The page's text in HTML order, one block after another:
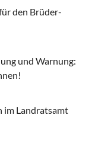
den Brüder-
und Warnung:
im Landratsamt